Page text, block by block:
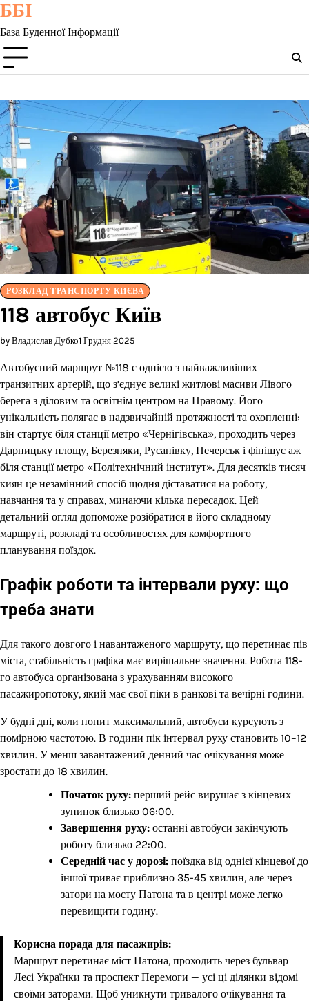
Skip
content
ББІ
База Буденної Інформації
РОЗКЛАД ТРАНСПОРТУ КИЄВА
118 автобус Київ
by Владислав Дубко1 Грудня 2025
Автобусний маршрут №118 є однією з найважливіших
транзитних артерій, що з’єднує великі житлові масиви Лівого
берега з діловим та освітнім центром на Правому. Його
унікальність полягає в надзвичайній протяжності та охопленні:
він стартує біля станції метро «Чернігівська», проходить через
Дарницьку площу, Березняки, Русанівку, Печерськ і фінішує аж
біля станції метро «Політехнічний інститут». Для десятків тисяч
киян це незамінний спосіб щодня діставатися на роботу,
навчання та у справах, минаючи кілька пересадок. Цей
детальний огляд допоможе розібратися в його складному
маршруті, розкладі та особливостях для комфортного
планування поїздок.
Графік роботи та інтервали руху: що
треба знати
Для такого довгого і навантаженого маршруту, що перетинає пів
міста, стабільність графіка має вирішальне значення. Робота 118-
го автобуса організована з урахуванням високого
пасажиропотоку, який має свої піки в ранкові та вечірні години.
У будні дні, коли попит максимальний, автобуси курсують з
помірною частотою. В години пік інтервал руху становить 10–12
хвилин. У менш завантажений денний час очікування може
зростати до 18 хвилин.
Початок руху: перший рейс вирушає з кінцевих
зупинок близько 06:00.
Завершення руху: останні автобуси закінчують
роботу близько 22:00.
Середній час у дорозі: поїздка від однієї кінцевої до
іншої триває приблизно 35-45 хвилин, але через
затори на мосту Патона та в центрі може легко
перевищити годину.
Корисна порада для пасажирів:
Маршрут перетинає міст Патона, проходить через бульвар
Лесі Українки та проспект Перемоги — усі ці ділянки відомі
своїми заторами. Щоб уникнути тривалого очікування та